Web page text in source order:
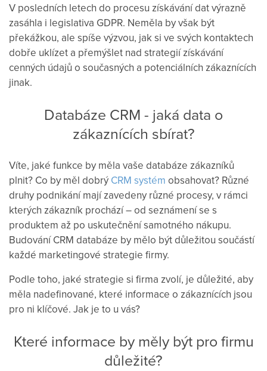
V posledních letech do procesu získávání dat výrazně
zasáhla i legislativa GDPR. Neměla by však být
překážkou, ale spíše výzvou, jak si ve svých kontaktech
dobře uklízet a přemýšlet nad strategií získávání
cenných údajů o současných a potenciálních zákaznících
jinak.
Databáze CRM - jaká data o
zákaznících sbírat?
Víte, jaké funkce by měla vaše databáze zákazníků
plnit? Co by měl dobrý CRM systém obsahovat? Různé
druhy podnikání mají zavedeny různé procesy, v rámci
kterých zákazník prochází – od seznámení se s
produktem až po uskutečnění samotného nákupu.
Budování CRM databáze by mělo být důležitou součástí
každé marketingové strategie firmy.
Podle toho, jaké strategie si firma zvolí, je důležité, aby
měla nadefinované, které informace o zákaznících jsou
pro ni klíčové. Jak je to u vás?
Které informace by měly být pro firmu
důležité?